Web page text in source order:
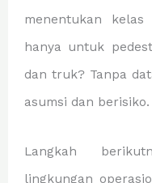
menentukan
hanya untuk
dan truk? Tanpa
asumsi dan berisiko.
Langkah
lingkungan